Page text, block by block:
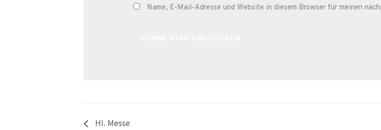
Name, E-Mail-Adresse und Website in diesem Browser für meinen
Hl. Messe